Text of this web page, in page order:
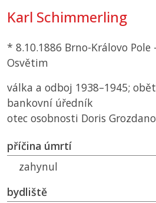
Karl Schimmerling
* 8.10.1886 Brno-Královo Pole
Osvětim
válka a odboj 1938–1945;
bankovní úředník
otec osobnosti Doris
příčina úmrtí
zahynul
bydliště